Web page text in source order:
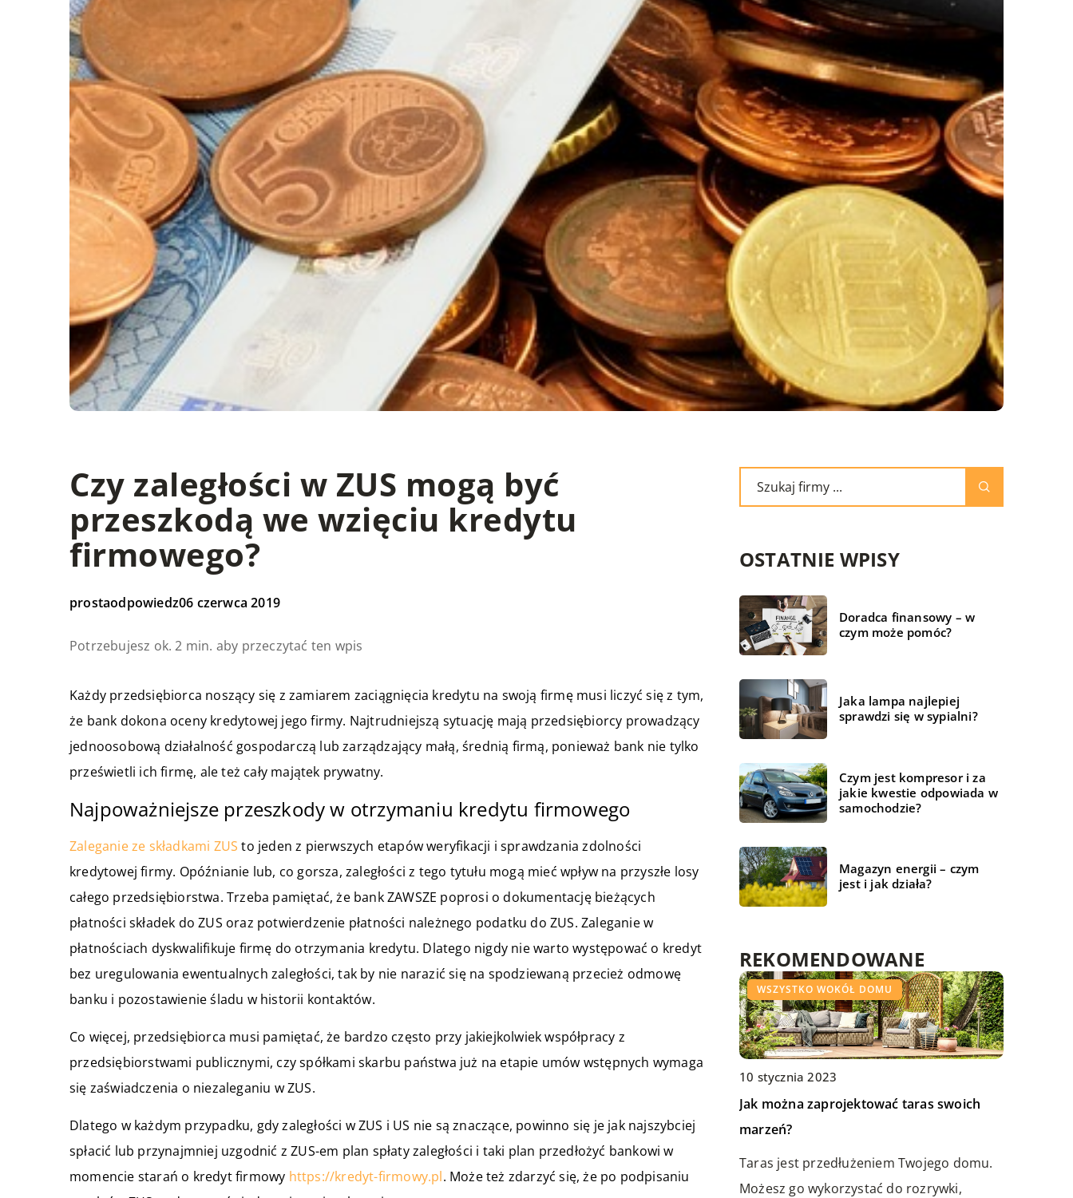
Czy zaległości w ZUS mogą być
przeszkodą we wzięciu kredytu
firmowego?
prostaodpowiedz06 czerwca 2019
Potrzebujesz ok. 2 min. aby przeczytać ten wpis
Każdy przedsiębiorca noszący się z zamiarem zaciągnięcia kredytu na swoją firmę musi liczyć się z tym,
że bank dokona oceny kredytowej jego firmy. Najtrudniejszą sytuację mają przedsiębiorcy prowadzący
jednoosobową działalność gospodarczą lub zarządzający małą, średnią firmą, ponieważ bank nie tylko
prześwietli ich firmę, ale też cały majątek prywatny.
Najpoważniejsze przeszkody w otrzymaniu kredytu firmowego
Zaleganie ze składkami ZUS to jeden z pierwszych etapów weryfikacji i sprawdzania zdolności
kredytowej firmy. Opóźnianie lub, co gorsza, zaległości z tego tytułu mogą mieć wpływ na przyszłe losy
całego przedsiębiorstwa. Trzeba pamiętać, że bank ZAWSZE poprosi o dokumentację bieżących
płatności składek do ZUS oraz potwierdzenie płatności należnego podatku do ZUS. Zaleganie w
płatnościach dyskwalifikuje firmę do otrzymania kredytu. Dlatego nigdy nie warto występować o kredyt
bez uregulowania ewentualnych zaległości, tak by nie narazić się na spodziewaną przecież odmowę
banku i pozostawienie śladu w historii kontaktów.
Co więcej, przedsiębiorca musi pamiętać, że bardzo często przy jakiejkolwiek współpracy z
przedsiębiorstwami publicznymi, czy spółkami skarbu państwa już na etapie umów wstępnych wymaga
się zaświadczenia o niezaleganiu w ZUS.
Dlatego w każdym przypadku, gdy zaległości w ZUS i US nie są znaczące, powinno się je jak najszybciej
spłacić lub przynajmniej uzgodnić z ZUS-em plan spłaty zaległości i taki plan przedłożyć bankowi w
momencie starań o kredyt firmowy https://kredyt-firmowy.pl. Może też zdarzyć się, że po podpisaniu
OSTATNIE WPISY
Doradca finansowy – w
czym może pomóc?
Jaka lampa najlepiej
sprawdzi się w sypialni?
Czym jest kompresor i za
jakie kwestie odpowiada w
samochodzie?
Magazyn energii – czym
jest i jak działa?
REKOMENDOWANE
WSZYSTKO WOKÓŁ DOMU
Jak działają solarne podgrzewacze do
WSZYSTKO WOKÓŁ DOMU
10 stycznia 2023
Jak można zaprojektować taras swoich
marzeń?
Taras jest przedłużeniem Twojego domu.
Możesz go wykorzystać do rozrywki,
ŻYCIE I STYL
06 marca 2020
Jak myje się okna wieżowca?